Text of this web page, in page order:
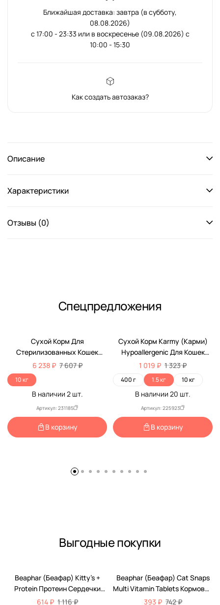
Ближайшая доставка: завтра (в субботу,
08.08.2026)
с 17:00 - 23:33 или в воскресенье (09.08.2026) с
10:00 - 15:30
Как создать автозаказ?
Описание
Характеристики
Отзывы (0)
Спецпредложения
-18%Сухой Корм Для
Стерилизованных Кошек
Karmy (Карми) Sterilized Для
Контроля Веса И Здоровья
Мочевыделительной
Системы Лосось Пакет 10кг
6 238 ₽ 7 607 ₽
10 кг
В наличии 2шт.
Артикул: 231185
В корзину
-23%
Сухой Корм Karmy (Карми)
Hypoallergenic Для Кошек
Гипоаллергенный Утка Н 1,5кг
1 019 ₽ 1 323 ₽
400 г 1.5 кг 10 кг
В наличии 20 шт.
Артикул: 225923
В корзину
Выгодные покупки
-45%
Beaphar (Беафар) Kitty’s +
Protein Протеин Сердечки
Кормовая Добавка Для Кошек
614 ₽ 1 116 ₽
-47%
Beaphar (Беафар) Cat Snaps
Multi Vitamin Tablets Кормовая
Добавка Для Кошек 75шт
393 ₽ 742 ₽